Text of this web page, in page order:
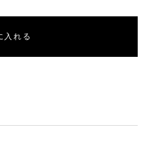
入れる